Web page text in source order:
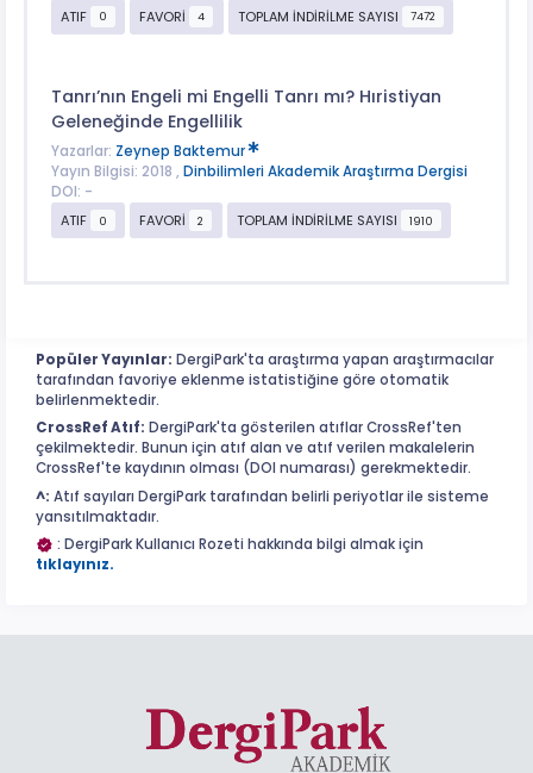
ATIF
0 FAVORİ 4 TOPLAM İNDİRİLME SAYISI 7472
Tanrı’nın Engeli mi Engelli Tanrı mı? Hıristiyan
Geleneğinde Engellilik
Yazarlar: Zeynep Baktemur
Yayın Bilgisi: 2018 , Dinbilimleri Akademik Araştırma Dergisi
DOI: -
ATIF
0 FAVORİ 2 TOPLAM İNDİRİLME SAYISI 1910
Popüler Yayınlar: DergiPark'ta araştırma yapan araştırmacılar
tarafından favoriye eklenme istatistiğine göre otomatik
belirlenmektedir.
CrossRef Atıf: DergiPark'ta gösterilen atıflar CrossRef'ten
çekilmektedir. Bunun için atıf alan ve atıf verilen makalelerin
CrossRef'te kaydının olması (DOI numarası) gerekmektedir.
^: Atıf sayıları DergiPark tarafından belirli periyotlar ile sisteme
yansıtılmaktadır.
: DergiPark Kullanıcı Rozeti hakkında bilgi almak için
tıklayınız.